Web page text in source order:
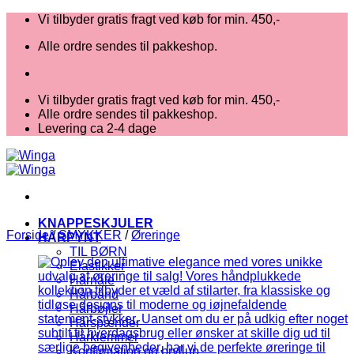
Fortsæt
indhold
Vi tilbyder gratis fragt ved køb for min. 450,-
Alle ordre sendes til pakkeshop.
Vi tilbyder gratis fragt ved køb for min. 450,-
Alle ordre sendes til pakkeshop.
Levering ca 2-4 dage
KNAPPESKJULER
HÅRPYNT
TIL BØRN
Elastikker
Hårnåle
Hårbånd
Hårbøjler
Hårspænder
Hårklemmer
Konfirmation og bryllup
Forside / SMYKKER / Øreringe